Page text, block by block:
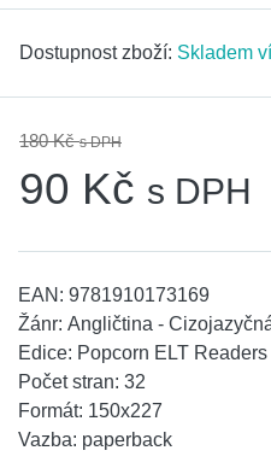
Dostupnost zboží: Skladem
180 Kčs DPH
90 Kč s DPH
EAN: 9781910173169
Žánr: Angličtina -
Edice: Popcorn ELT
Počet stran: 32
Formát: 150x227
Vazba: paperback